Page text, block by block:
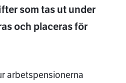
som tas ut under
och placeras för
arbetspensionerna